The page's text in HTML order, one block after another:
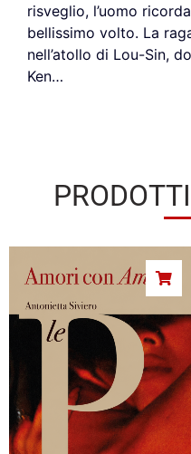
risveglio, l’uomo
bellissimo volto. La
nell’atollo di Lou-Sin,
Ken…